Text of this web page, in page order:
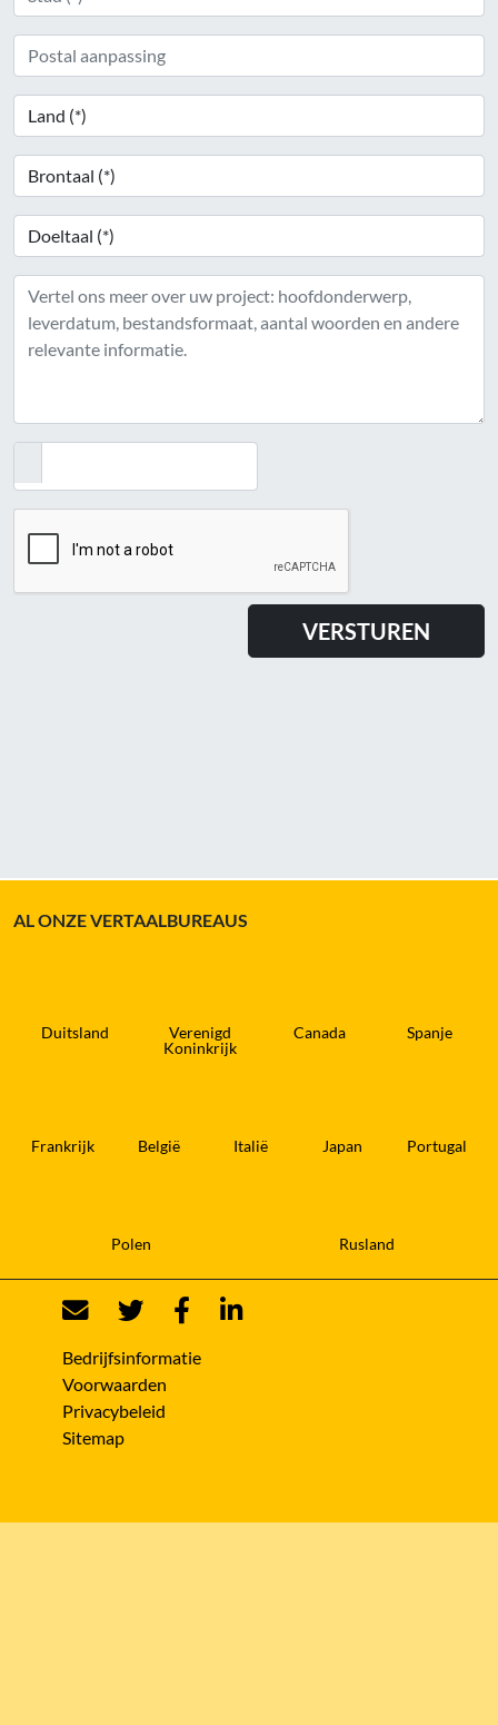
AL ONZE VERTAALBUREAUS
Duitsland
Verenigd
Koninkrijk
Canada Spanje
Frankrijk België Italië Japan Portugal
Polen Rusland
Bedrijfsinformatie
Voorwaarden
Privacybeleid
Sitemap